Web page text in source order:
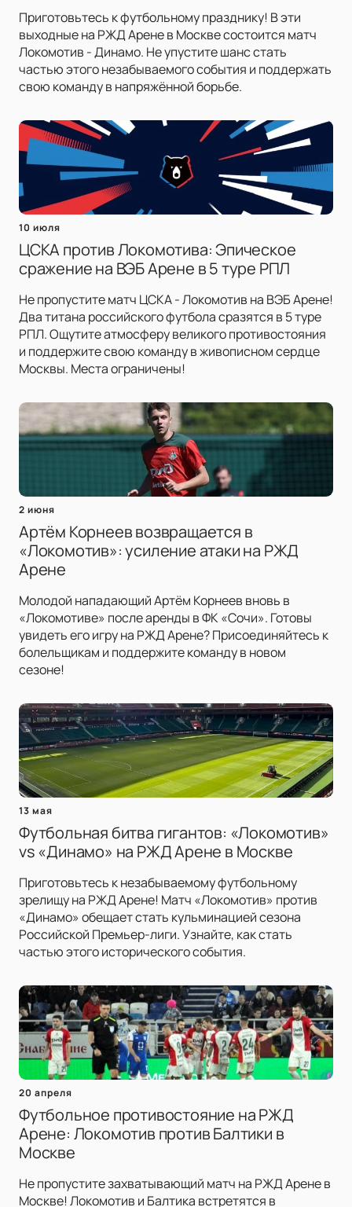
Приготовьтесь к футбольному празднику! В эти
выходные на РЖД Арене в Москве состоится матч
Локомотив - Динамо. Не упустите шанс стать
частью этого незабываемого события и поддержать
свою команду в напряжённой борьбе.
10 июля
ЦСКА против Локомотива: Эпическое
сражение на ВЭБ Арене в 5 туре РПЛ
Не пропустите матч ЦСКА - Локомотив на ВЭБ Арене!
Два титана российского футбола сразятся в 5 туре
РПЛ. Ощутите атмосферу великого противостояния
и поддержите свою команду в живописном сердце
Москвы. Места ограничены!
2 июня
Артём Корнеев возвращается в
«Локомотив»: усиление атаки на РЖД
Арене
Молодой нападающий Артём Корнеев вновь в
«Локомотиве» после аренды в ФК «Сочи». Готовы
увидеть его игру на РЖД Арене? Присоединяйтесь к
болельщикам и поддержите команду в новом
сезоне!
13 мая
Футбольная битва гигантов: «Локомотив»
vs «Динамо» на РЖД Арене в Москве
Приготовьтесь к незабываемому футбольному
зрелищу на РЖД Арене! Матч «Локомотив» против
«Динамо» обещает стать кульминацией сезона
Российской Премьер-лиги. Узнайте, как стать
частью этого исторического события.
20 апреля
Футбольное противостояние на РЖД
Арене: Локомотив против Балтики в
Москве
Не пропустите захватывающий матч на РЖД Арене в
Москве! Локомотив и Балтика встретятся в